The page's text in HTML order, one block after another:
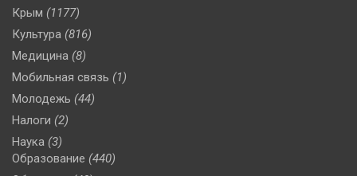
Крым (1177)
Культура (816)
Медицина (8)
Мобильная связь (1)
Молодежь (44)
Налоги (2)
Наука (3)
Образование (440)